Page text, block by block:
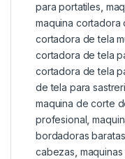
para portatiles
maquina cortadora
cortadora de tela
cortadora de tela
cortadora de tela
de tela para
maquina de corte
profesional ,
bordadoras baratas
cabezas